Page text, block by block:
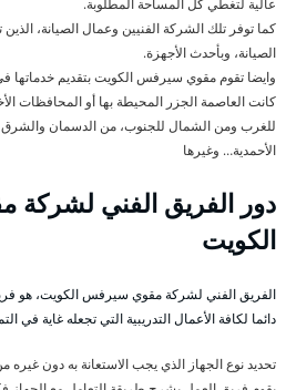
عالية لتغطي كل المساحة المطلوبة.
كما توفر تلك الشركة الفنيين وعمال الصيانة،
الصيانة، وبأحدث الأجهزة.
وايضا تقوم مقوي سيرفس الكويت بتقديم خدماتها
كانت العاصمة الجزر المحيطة بها أو المحافظات
للغرب ومن الشمال للجنوب، من الدسمان والشرق
الأحمدية… وغيرها
دور الفريق الفني
الكويت
الفريق الفني لشركة مقوي سيرفس الكويت، هو
دائما لكافة الأعمال التدريبية التي تجعله غاية في
تحديد نوع الجهاز الذي يجب الاستعانة به دون غيره